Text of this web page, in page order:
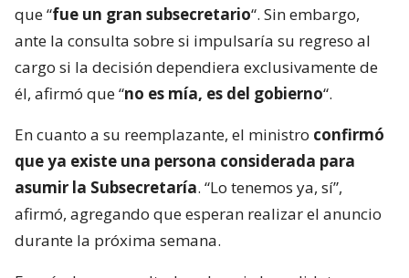
que “fue un gran subsecretario“. Sin embargo,
ante la consulta sobre si impulsaría su regreso al
cargo si la decisión dependiera exclusivamente de
él, afirmó que “no es mía, es del gobierno“.
En cuanto a su reemplazante, el ministro confirmó
que ya existe una persona considerada para
asumir la Subsecretaría. “Lo tenemos ya, sí”,
afirmó, agregando que esperan realizar el anuncio
durante la próxima semana.